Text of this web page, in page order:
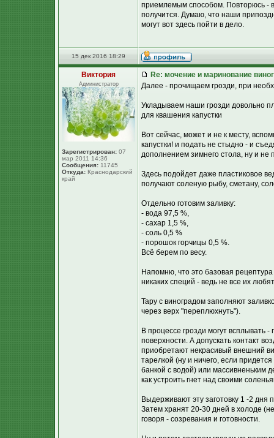
приемлемым способом. Повторюсь -
получится. Думаю, что наши
могут вот здесь пойти в дело.
15 дек 2016 18:29
Виктория
Администратор
Зарегистрирован: 07
мар 2011 14:36
Сообщения: 11745
Откуда: Краснодарский
край
Re: мочение и маринование
Далее - прочищаем грозди, при
Укладываем наши грозди довольно
для квашения капустки
Вот сейчас, может и не к месту,
капустки! и подать не стыдно - и
дополнением зимнего стола, ну и не
Здесь подойдет даже пластиковое
получают соленую рыбу, сметану,
Отдельно готовим заливку:
- вода 97,5 %,
- сахар 1,5 %,
- соль 0,5 %
- порошок горчицы 0,5 %.
Всё берем по весу.
Напомню, что это базовая
никаких специй - ведь не все их
Тару с виноградом заполняют
через верх "переплюхнуть").
В процессе грозди могут всплывать -
поверхности. А допускать контакт
приобретают некрасивый внешний
тарелкой (ну и ничего, если
банкой с водой) или массивненьким
как устроить гнет над своими
Выдерживают эту заготовку 1 -2 дня
Затем хранят 20-30 дней в холоде
говоря - созревания и готовности.